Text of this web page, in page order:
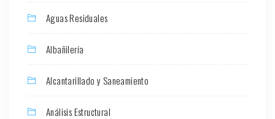
Aguas Residuales
Albañilería
Alcantarillado y Saneamiento
Análisis Estructural